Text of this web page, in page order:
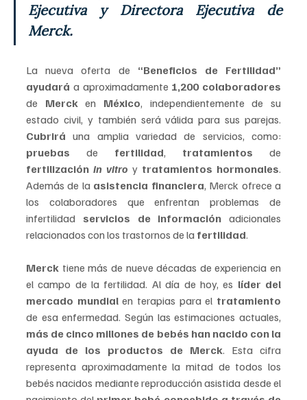
Ejecutiva y Directora Ejecutiva de
Merck.
La nueva oferta de “Beneficios de Fertilidad”
ayudará a aproximadamente 1,200 colaboradores
de Merck en México, independientemente de su
Cubrirá una amplia variedad de servicios, como:
pruebas de fertilidad, tratamientos
fertilización in vitro y tratamientos hormonales.
Además de la asistencia financiera, Merck ofrece a
los colaboradores que enfrentan problemas de
infertilidad servicios de información adicionales
relacionados con los trastornos de la fertilidad.
Merck tiene más de nueve décadas de experiencia en
el campo de la fertilidad. Al día de hoy, es líder del
mercado mundial en terapias para el
más de cinco millones de bebés han nacido con la
ayuda de los productos de Merck. Esta cifra
representa aproximadamente la mitad de todos los
bebés nacidos mediante reproducción asistida desde el